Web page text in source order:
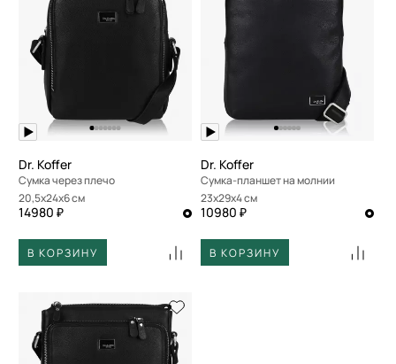
Dr. Koffer
Сумка через плечо
20,5x24x6 см
14980 ₽
В КОРЗИНУ
Dr. Koffer
Сумка-планшет на молнии
23x29x4 см
10980 ₽
В КОРЗИНУ